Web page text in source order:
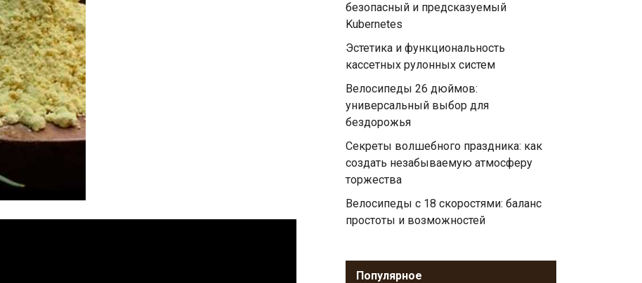
безопасный и предсказуемый
Kubernetes
Эстетика и функциональность
кассетных рулонных систем
Велосипеды 26 дюймов:
универсальный выбор для
бездорожья
Секреты волшебного праздника: как
создать незабываемую атмосферу
торжества
Велосипеды с 18 скоростями: баланс
простоты и возможностей
Популярное